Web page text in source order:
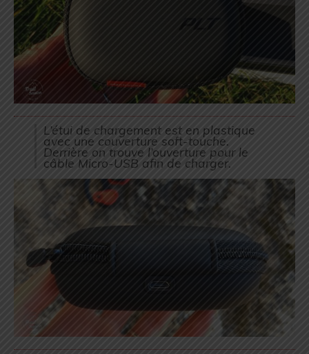
L’étui de chargement est en plastique
avec une couverture soft-touche.
Derrière on trouve l’ouverture pour le
câble Micro-USB afin de charger.